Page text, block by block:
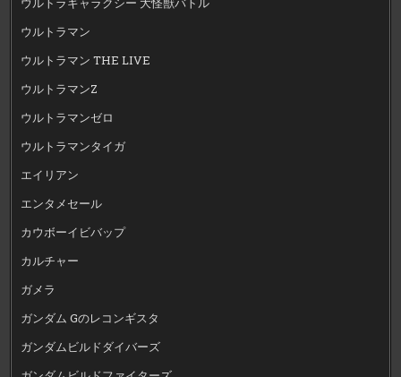
ウルトラマン
ウルトラマン THE LIVE
ウルトラマンZ
ウルトラマンゼロ
ウルトラマンタイガ
エイリアン
エンタメセール
カウボーイビバップ
カルチャー
ガメラ
ガンダム Gのレコンギスタ
ガンダムビルドダイバーズ